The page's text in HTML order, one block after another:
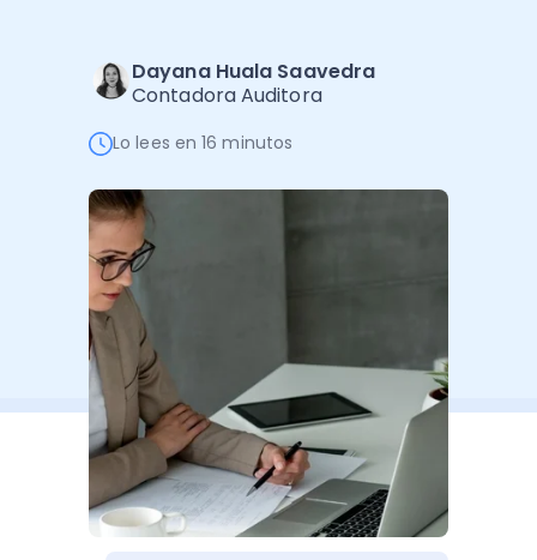
Ver todo
Ver Todo
Dayana Huala Saavedra
Contadora Auditora
Lo lees en 16 minutos